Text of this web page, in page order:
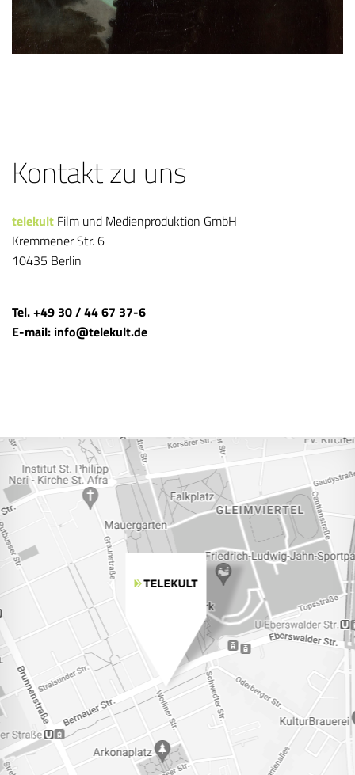
Kontakt zu uns
telekult Film und Medienproduktion GmbH
Kremmener Str. 6
10435 Berlin
Tel. +49 30 / 44 67 37-6
E-mail: info@telekult.de